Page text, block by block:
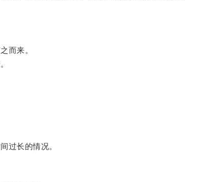
而来。
过长的情况。